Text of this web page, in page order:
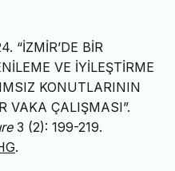
“İZMİR’DE BİR
VE İYİLEŞTİRME
KONUTLARININ
VAKA ÇALIŞMASI”.
3 (2): 199-219.
.